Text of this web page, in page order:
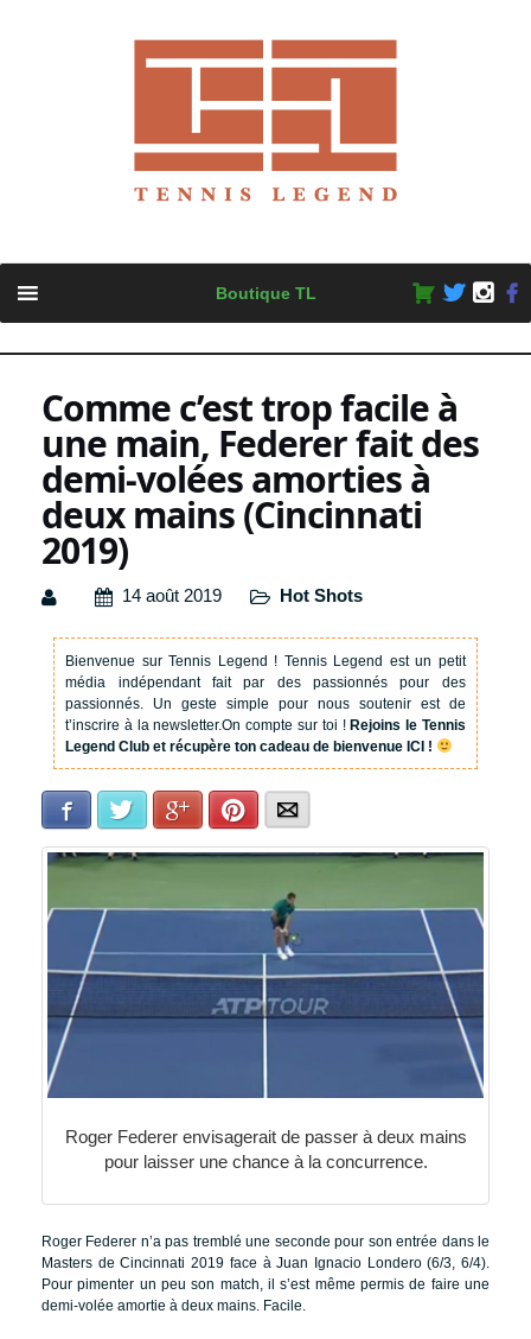
content
Boutique TL
Comme c’est trop facile à
une main, Federer fait des
demi-volées amorties à
deux mains (Cincinnati
2019)
14 août 2019 Hot Shots
Bienvenue sur Tennis Legend ! Tennis Legend est un petit
média indépendant fait par des passionnés pour des
passionnés. Un geste simple pour nous soutenir est de
t’inscrire à la newsletter.On compte sur toi !Rejoins le Tennis
Legend Club et récupère ton cadeau de bienvenue ICI !
Facebook Twitter Google+Pinterest
Roger Federer envisagerait de passer à deux mains
pour laisser une chance à la concurrence.
Roger Federer n’a pas tremblé une seconde pour son entrée dans le
Masters de Cincinnati 2019 face à Juan Ignacio Londero (6/3, 6/4).
Pour pimenter un peu son match, il s’est même permis de faire une
demi-volée amortie à deux mains. Facile.